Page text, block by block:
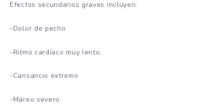
Efectos secundarios graves incluyen:
-Dolor de pecho
-Ritmo cardíaco muy lento.
-Cansancio extremo
-Mareo severo